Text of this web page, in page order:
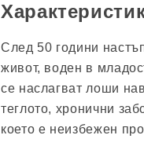
След 50 години
живот, воден в
се наслагват лоши
теглото, хронични
което е неизбежен